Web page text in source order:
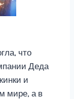
что
Деда
и
мире, а в